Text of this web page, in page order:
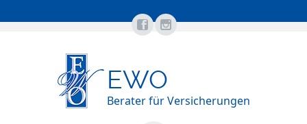
EWO
Berater für Versicherungen